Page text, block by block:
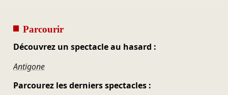
Parcourir
Découvrez un spectacle au hasard :
Antigone
Parcourez les derniers spectacles :